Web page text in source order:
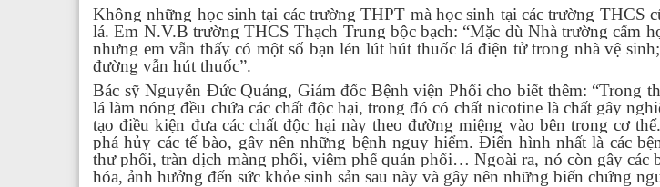
Không những học sinh tại các trường THPT mà học sinh tại các trường THCS
lá. Em N.V.B trường THCS Thạch Trung bộc bạch: “Mặc dù Nhà trường cấm
nhưng em vẫn thấy có một số bạn lén lút hút thuốc lá điện tử trong nhà vệ
đường vẫn hút thuốc”.
Bác sỹ Nguyễn Đức Quảng, Giám đốc Bệnh viện Phổi cho biết thêm: “Trong
lá làm nóng đều chứa các chất độc hại, trong đó có chất nicotine là chất gây
tạo điều kiện đưa các chất độc hại này theo đường miệng vào bên trong cơ
phá hủy các tế bào, gây nên những bệnh nguy hiểm. Điển hình nhất là các
thư phổi, tràn dịch màng phổi, viêm phế quản phổi… Ngoài ra, nó còn gây các
hóa, ảnh hưởng đến sức khỏe sinh sản sau này và gây nên những biến chứng